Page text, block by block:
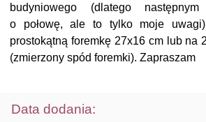
budyniowego (dlatego
o połowę, ale to tylko moje
prostokątną foremkę 27x16 cm lub na
(zmierzony spód foremki). Zapraszam
Data dodania: